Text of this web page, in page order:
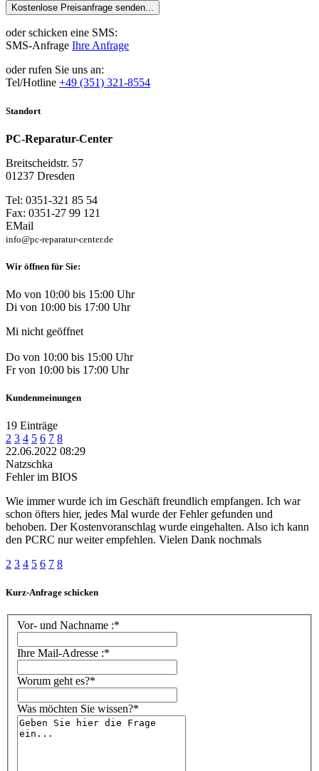
oder schicken eine SMS:
SMS-Anfrage Ihre Anfrage
oder rufen Sie uns an:
Tel/Hotline +49 (351) 321-8554
Standort
PC-Reparatur-Center
Breitscheidstr. 57
01237 Dresden
Tel: 0351-321 85 54
Fax: 0351-27 99 121
EMail
info@pc-reparatur-center.de
Wir öffnen für Sie:
Mo von 10:00 bis 15:00 Uhr
Di von 10:00 bis 17:00 Uhr
Mi nicht geöffnet
Do von 10:00 bis 15:00 Uhr
Fr von 10:00 bis 17:00 Uhr
Kundenmeinungen
19 Einträge
2 3 4 5 6 7 8
22.06.2022 08:29
Natzschka
Fehler im BIOS
Wie immer wurde ich im Geschäft freundlich empfangen. Ich war
schon öfters hier, jedes Mal wurde der Fehler gefunden und
behoben. Der Kostenvoranschlag wurde eingehalten. Also ich kann
den PCRC nur weiter empfehlen. Vielen Dank nochmals
2 3 4 5 6 7 8
Kurz-Anfrage schicken
Vor- und Nachname :*
Ihre Mail-Adresse :*
Worum geht es?*
Was möchten Sie wissen?*